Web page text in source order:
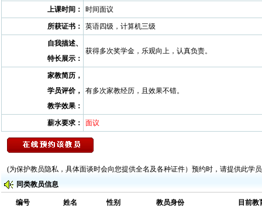
上课时间： 时间面议
所获证书： 英语四级，计算机三级
自我描述、
特长展示：
获得多次奖学金，乐观向上，认真负责。
家教简历，
学员评价，
教学效果：
有多次家教经历，且效果不错。
薪水要求： 面议
(为保护教员隐私，具体面谈时会向您提供全名及各种证件）预约时，请提供此学
同类教员信息
编号 姓名 性别 教员身份
目前教